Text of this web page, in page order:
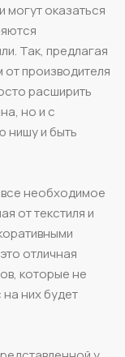
могут оказаться
Так, предлагая
производителя
расширить
но и с
нишу и быть
все необходимое
от текстиля и
отличная
которые не
них будет